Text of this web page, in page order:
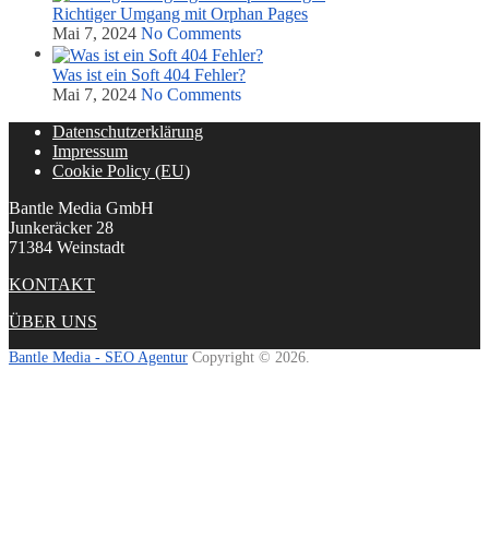
Richtiger Umgang mit Orphan Pages
Mai 7, 2024 No Comments
Was ist ein Soft 404 Fehler?
Mai 7, 2024 No Comments
Datenschutzerklärung
Impressum
Cookie Policy (EU)
Bantle Media GmbH
Junkeräcker 28
71384 Weinstadt
KONTAKT
ÜBER UNS
Bantle Media - SEO Agentur Copyright © 2026.